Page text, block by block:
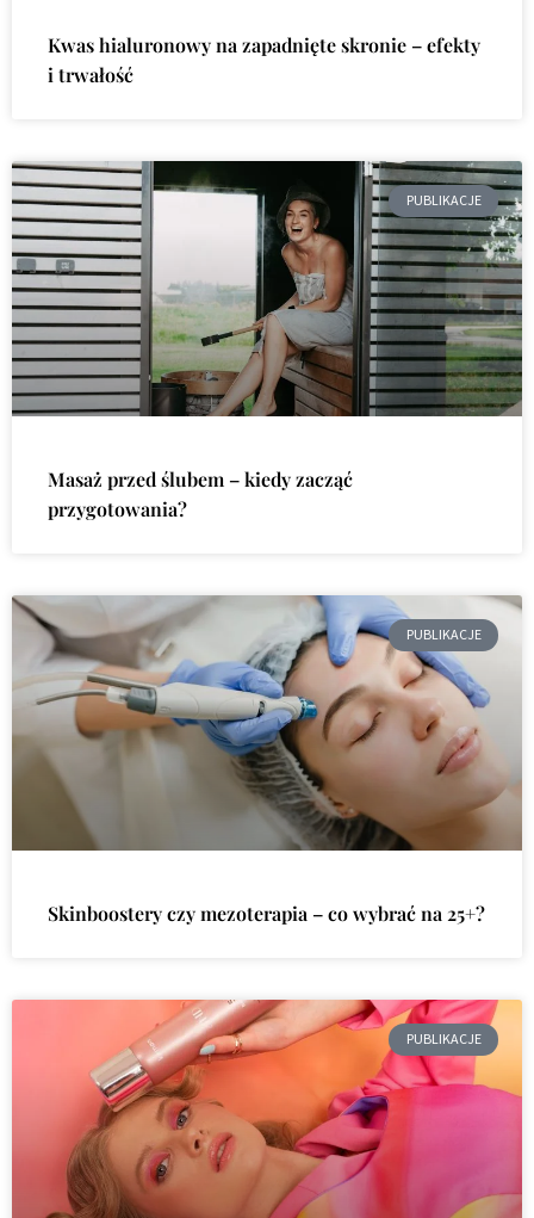
Kwas hialuronowy na zapadnięte skronie – efekty
i trwałość
PUBLIKACJE
Masaż przed ślubem – kiedy zacząć
przygotowania?
PUBLIKACJE
Skinboostery czy mezoterapia – co wybrać na 25+?
PUBLIKACJE